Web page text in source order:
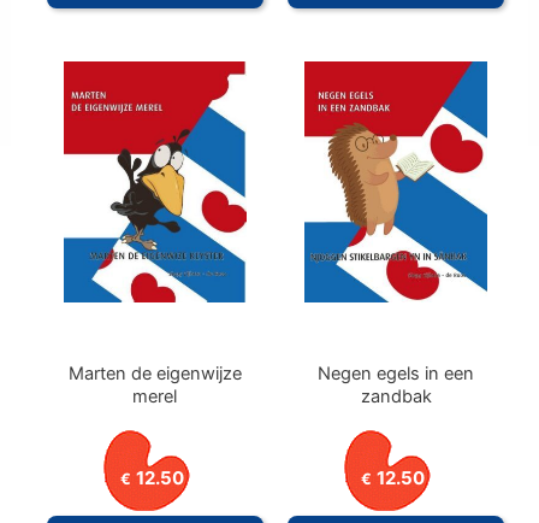
Marten de eigenwijze
merel
€ 12.50
Negen egels in een
zandbak
€ 12.50